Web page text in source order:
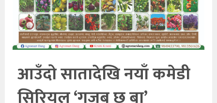
विचार
साहित्य/
सूचना
आउँदो सातादेखि नयाँ कमेडी